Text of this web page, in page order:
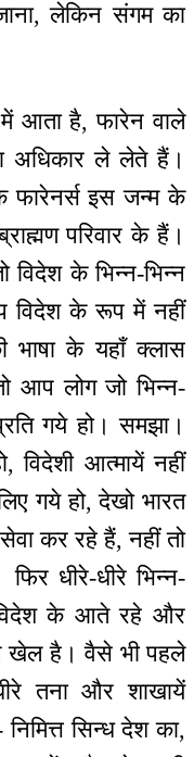
लेकिन संगम का
आता है, फारेन वाले
अधिकार ले लेते हैं।
फारेनर्स इस जन्म के
परिवार के हैं।
विदेश के भिन्न-भिन्न
विदेश के रूप में नहीं
भाषा के यहाँ क्लास
आप लोग जो भिन्न-
गये हो। समझा।
विदेशी आत्मायें नहीं
गये हो, देखो भारत
कर रहे हैं, नहीं तो
धीरे-धीरे भिन्न-
विदेश के आते रहे और
खेल है। वैसे भी पहले
तना और शाखायें
सिन्ध देश का,